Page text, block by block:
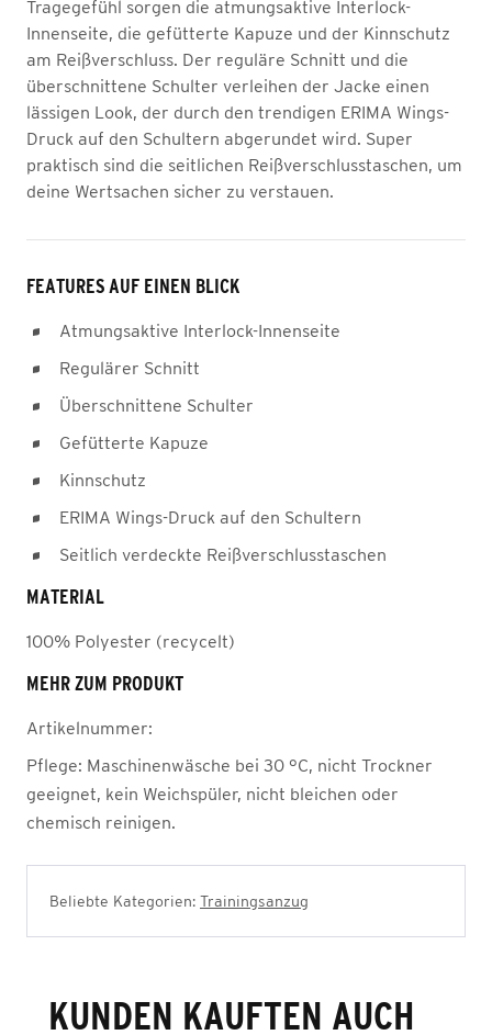
Tragegefühl sorgen die atmungsaktive Interlock-
Innenseite, die gefütterte Kapuze und der Kinnschutz
am Reißverschluss. Der reguläre Schnitt und die
überschnittene Schulter verleihen der Jacke einen
lässigen Look, der durch den trendigen ERIMA Wings-
Druck auf den Schultern abgerundet wird. Super
praktisch sind die seitlichen Reißverschlusstaschen, um
deine Wertsachen sicher zu verstauen.
FEATURES AUF EINEN BLICK
Atmungsaktive Interlock-Innenseite
Regulärer Schnitt
Überschnittene Schulter
Gefütterte Kapuze
Kinnschutz
ERIMA Wings-Druck auf den Schultern
Seitlich verdeckte Reißverschlusstaschen
MATERIAL
100% Polyester (recycelt)
MEHR ZUM PRODUKT
Artikelnummer:
Pflege: Maschinenwäsche bei 30 °C, nicht Trockner
geeignet, kein Weichspüler, nicht bleichen oder
chemisch reinigen.
Beliebte Kategorien: Trainingsanzug
KUNDEN KAUFTEN AUCH